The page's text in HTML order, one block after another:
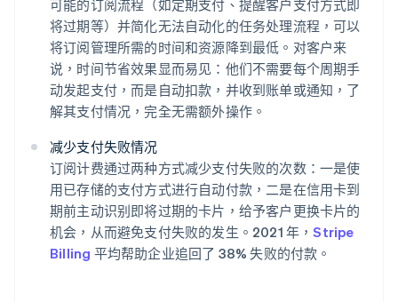
可能的订阅流程（如定期支付、提醒客户支付方式即
将过期等）并简化无法自动化的任务处理流程，可以
将订阅管理所需的时间和资源降到最低。对客户来
说，时间节省效果显而易见：他们不需要每个周期手
动发起支付，而是自动扣款，并收到账单或通知，了
解其支付情况，完全无需额外操作。
减少支付失败情况
订阅计费通过两种方式减少支付失败的次数：一是使
用已存储的支付方式进行自动付款，二是在信用卡到
期前主动识别即将过期的卡片，给予客户更换卡片的
机会，从而避免支付失败的发生。2021 年，Stripe
Billing 平均帮助企业追回了 38% 失败的付款。